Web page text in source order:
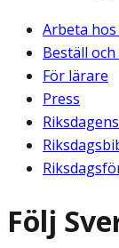
Arbeta hos
Beställ
För lärare
Press
Följ